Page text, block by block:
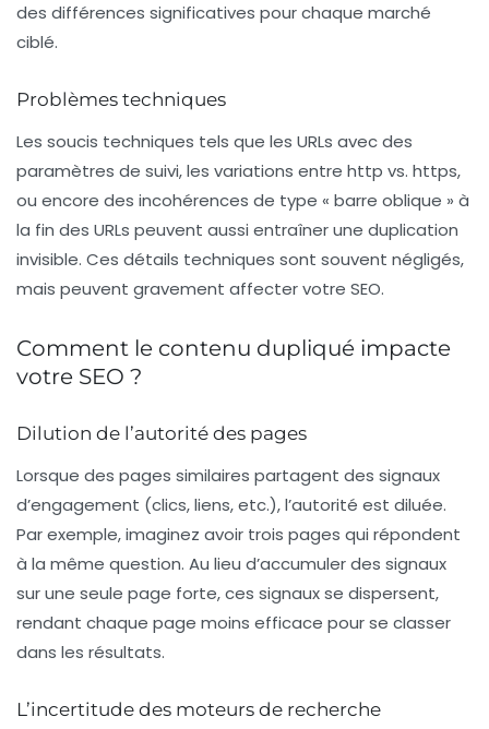
des différences significatives pour chaque marché
ciblé.
Problèmes techniques
Les soucis techniques tels que les URLs avec des
paramètres de suivi, les variations entre http vs. https,
ou encore des incohérences de type « barre oblique » à
la fin des URLs peuvent aussi entraîner une duplication
invisible. Ces détails techniques sont souvent négligés,
mais peuvent gravement affecter votre SEO.
Comment le contenu dupliqué impacte
votre SEO ?
Dilution de l’autorité des pages
Lorsque des pages similaires partagent des signaux
d’engagement (clics, liens, etc.), l’autorité est diluée.
Par exemple, imaginez avoir trois pages qui répondent
à la même question. Au lieu d’accumuler des signaux
sur une seule page forte, ces signaux se dispersent,
rendant chaque page moins efficace pour se classer
dans les résultats.
L’incertitude des moteurs de recherche